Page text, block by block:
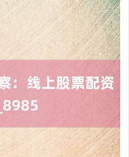
+0.17%